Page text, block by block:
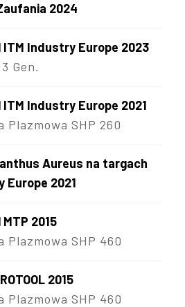
2024
ITM Industry Europe 2023
Gen.
ITM Industry Europe 2021
Plazmowa SHP 260
Aureus na targach
Europe 2021
2015
Plazmowa SHP 460
2015
Plazmowa SHP 460